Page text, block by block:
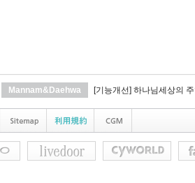
Mannam&Daehwa [기능개선] 하나님세상의